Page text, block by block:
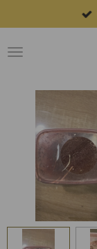
direct
naar